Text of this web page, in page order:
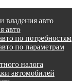
владения авто
авто
по потребностям
по параметрам
налога
автомобилей